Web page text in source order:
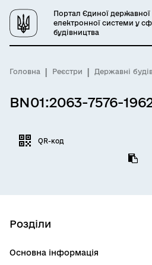
Портал Єдиної державної
електронної системи у
будівництва
Головна Реєстри Державні
BN01:2063-7576-
QR-код
Розділи
Основна інформація